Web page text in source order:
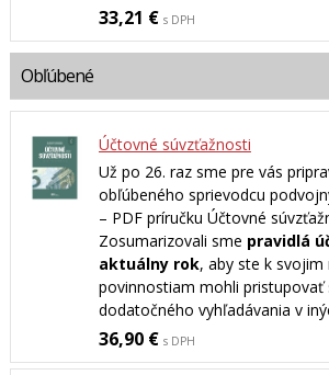
33,21 € s DPH
Obľúbené
Účtovné súvzťažnosti
Už po 26. raz sme pre vás
obľúbeného sprievodcu
– PDF príručku Účtovné
Zosumarizovali sme pravidlá
aktuálny rok, aby ste k svojim
povinnostiam mohli pristupovať
dodatočného vyhľadávania v
36,90 € s DPH